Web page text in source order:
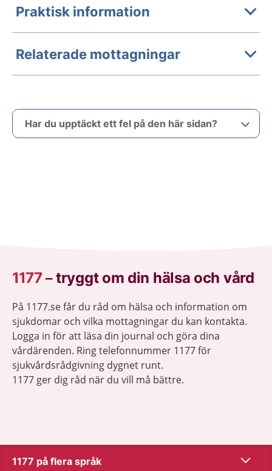
Praktisk information
Relaterade mottagningar
Har du upptäckt ett fel på den här sidan?
1177–tryggt om din hälsa och vård
På 1177.se får du råd om hälsa och information om
sjukdomar och vilka mottagningar du kan kontakta.
Logga in för att läsa din journal och göra dina
vårdärenden. Ring telefonnummer 1177 för
sjukvårdsrådgivning dygnet runt.
1177 ger dig råd när du vill må bättre.
1177 på flera språk Visa